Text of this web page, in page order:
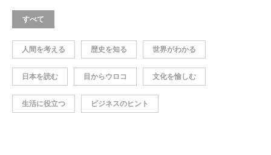
すべて
人間を考える 歴史を知る 世界がわかる
日本を読む 目からウロコ 文化を愉しむ
生活に役立つ ビジネスのヒント